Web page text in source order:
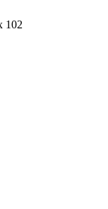
102